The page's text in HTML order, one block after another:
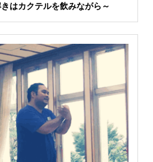
はカクテルを飲みながら～